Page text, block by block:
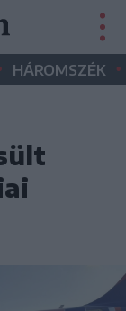
HÁROMSZÉK •